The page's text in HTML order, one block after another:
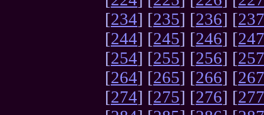
[234] [235] [236] [237
[244] [245] [246] [247
[254] [255] [256] [257
[264] [265] [266] [267
[274] [275] [276] [277